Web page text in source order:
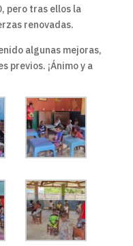
pero tras ellos la
renovadas.
algunas mejoras,
previos. ¡Ánimo y a